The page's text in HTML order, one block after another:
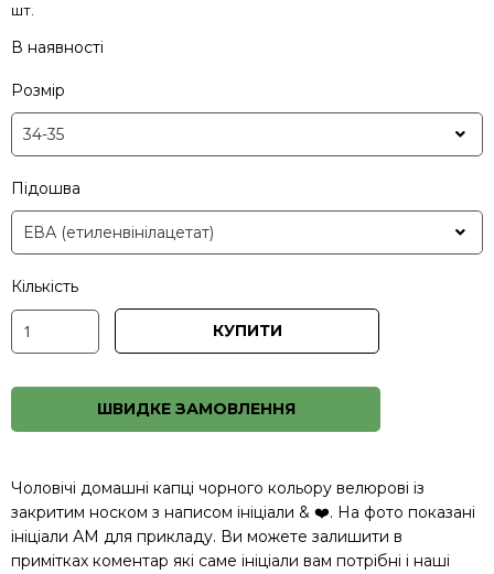
шт.
В наявності
Розмір
Підошва
Кількість
КУПИТИ
ШВИДКЕ ЗАМОВЛЕННЯ
Чоловічі домашні капці чорного кольору велюрові із
закритим носком з написом ініціали & ❤️. На фото показані
ініціали АМ для прикладу. Ви можете залишити в
примітках коментар які саме ініціали вам потрібні і наші